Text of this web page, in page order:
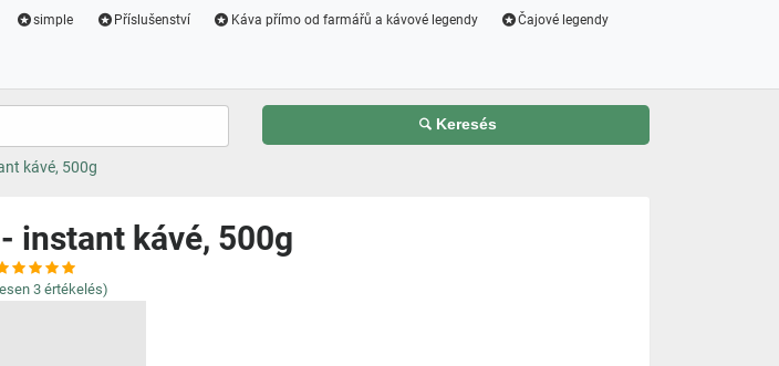
simple Příslušenství Káva přímo od farmářů a kávové legendy Čajové legendy
Keresés
kávé, 500g
instant kávé, 500g
3 értékelés)